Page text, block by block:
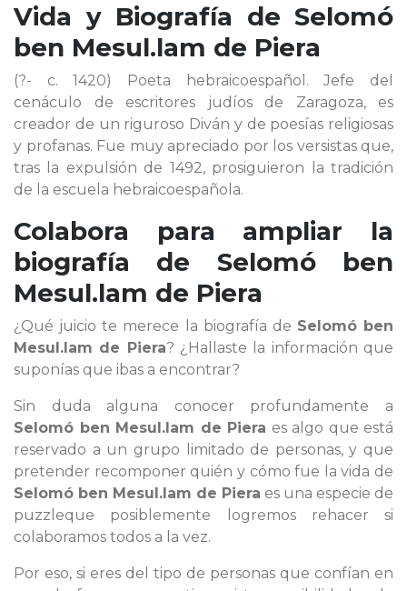
Vida y Biografía de Selomó
ben Mesul.lam de Piera
(?- c. 1420) Poeta hebraicoespañol. Jefe del
cenáculo de escritores judíos de Zaragoza, es
creador de un riguroso Diván y de poesías religiosas
y profanas. Fue muy apreciado por los versistas que,
tras la expulsión de 1492, prosiguieron la tradición
de la escuela hebraicoespañola.
Colabora para ampliar la
biografía de Selomó ben
Mesul.lam de Piera
¿Qué juicio te merece la biografía de Selomó ben
Mesul.lam de Piera? ¿Hallaste la información que
suponías que ibas a encontrar?
Sin duda alguna conocer profundamente a
Selomó ben Mesul.lam de Piera es algo que está
reservado a un grupo limitado de personas, y que
pretender recomponer quién y cómo fue la vida de
Selomó ben Mesul.lam de Piera es una especie de
puzzleque posiblemente logremos rehacer si
colaboramos todos a la vez.
Por eso, si eres del tipo de personas que confían en